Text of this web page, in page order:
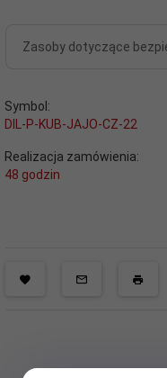
Zasoby dotyczące
Symbol:
DIL-P-KUB-JAJO-CZ-22
Realizacja zamówienia:
48 godzin